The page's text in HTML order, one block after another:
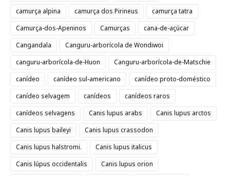
camurça alpina
camurça dos Pirineus
camurça tatra
Camurça-dos-Apeninos
Camurças
cana-de-açúcar
Cangandala
Canguru-arborícola de Wondiwoi
canguru-arborícola-de-Huon
Canguru-arborícola-de-Matschie
canídeo
canídeo sul-americano
canídeo proto-doméstico
canídeo selvagem
canídeos
canídeos raros
canídeos selvagens
Canis lupus arabs
Canis lupus arctos
Canis lupus baileyi
Canis lupus crassodon
Canis lupus halstromi.
Canis lupus italicus
Canis lúpus occidentalis
Canis lupus orion